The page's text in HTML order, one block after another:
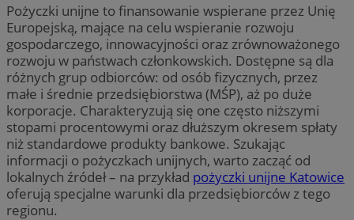
Pożyczki unijne to finansowanie wspierane przez Unię
Europejską, mające na celu wspieranie rozwoju
gospodarczego, innowacyjności oraz zrównoważonego
rozwoju w państwach członkowskich. Dostępne są dla
różnych grup odbiorców: od osób fizycznych, przez
małe i średnie przedsiębiorstwa (MŚP), aż po duże
korporacje. Charakteryzują się one często niższymi
stopami procentowymi oraz dłuższym okresem spłaty
niż standardowe produkty bankowe. Szukając
informacji o pożyczkach unijnych, warto zacząć od
lokalnych źródeł – na przykład pożyczki unijne Katowice
oferują specjalne warunki dla przedsiębiorców z tego
regionu.